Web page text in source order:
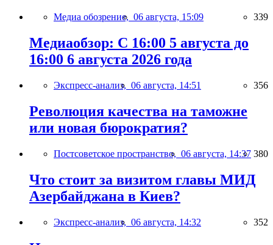
Медиа обозрение, 06 августа, 15:09 339
Медиаобзор: С 16:00 5 августа до
16:00 6 августа 2026 года
Экспресс-анализ, 06 августа, 14:51 356
Революция качества на таможне
или новая бюрократия?
Постсоветское пространство, 06 августа, 14:37 380
Что стоит за визитом главы МИД
Азербайджана в Киев?
Экспресс-анализ, 06 августа, 14:32 352